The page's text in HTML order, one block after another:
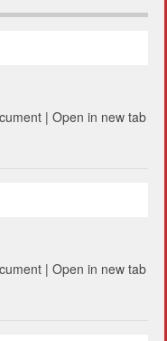
| Open in new tab
| Open in new tab